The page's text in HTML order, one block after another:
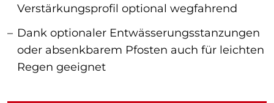
Verstärkungsprofil optional wegfahrend
Dank optionaler Entwässerungsstanzungen
oder absenkbarem Pfosten auch für leichten
Regen geeignet